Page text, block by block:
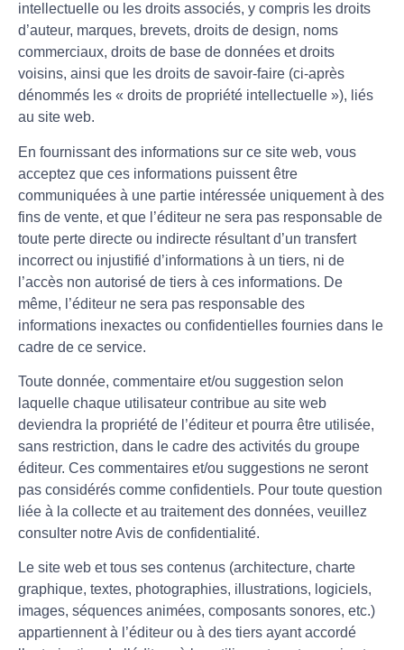
intellectuelle ou les droits associés, y compris les droits
d’auteur, marques, brevets, droits de design, noms
commerciaux, droits de base de données et droits
voisins, ainsi que les droits de savoir-faire (ci-après
dénommés les « droits de propriété intellectuelle »), liés
au site web.
En fournissant des informations sur ce site web, vous
acceptez que ces informations puissent être
communiquées à une partie intéressée uniquement à des
fins de vente, et que l’éditeur ne sera pas responsable de
toute perte directe ou indirecte résultant d’un transfert
incorrect ou injustifié d’informations à un tiers, ni de
l’accès non autorisé de tiers à ces informations. De
même, l’éditeur ne sera pas responsable des
informations inexactes ou confidentielles fournies dans le
cadre de ce service.
Toute donnée, commentaire et/ou suggestion selon
laquelle chaque utilisateur contribue au site web
deviendra la propriété de l’éditeur et pourra être utilisée,
sans restriction, dans le cadre des activités du groupe
éditeur. Ces commentaires et/ou suggestions ne seront
pas considérés comme confidentiels. Pour toute question
liée à la collecte et au traitement des données, veuillez
consulter notre Avis de confidentialité.
Le site web et tous ses contenus (architecture, charte
graphique, textes, photographies, illustrations, logiciels,
images, séquences animées, composants sonores, etc.)
appartiennent à l’éditeur ou à des tiers ayant accordé